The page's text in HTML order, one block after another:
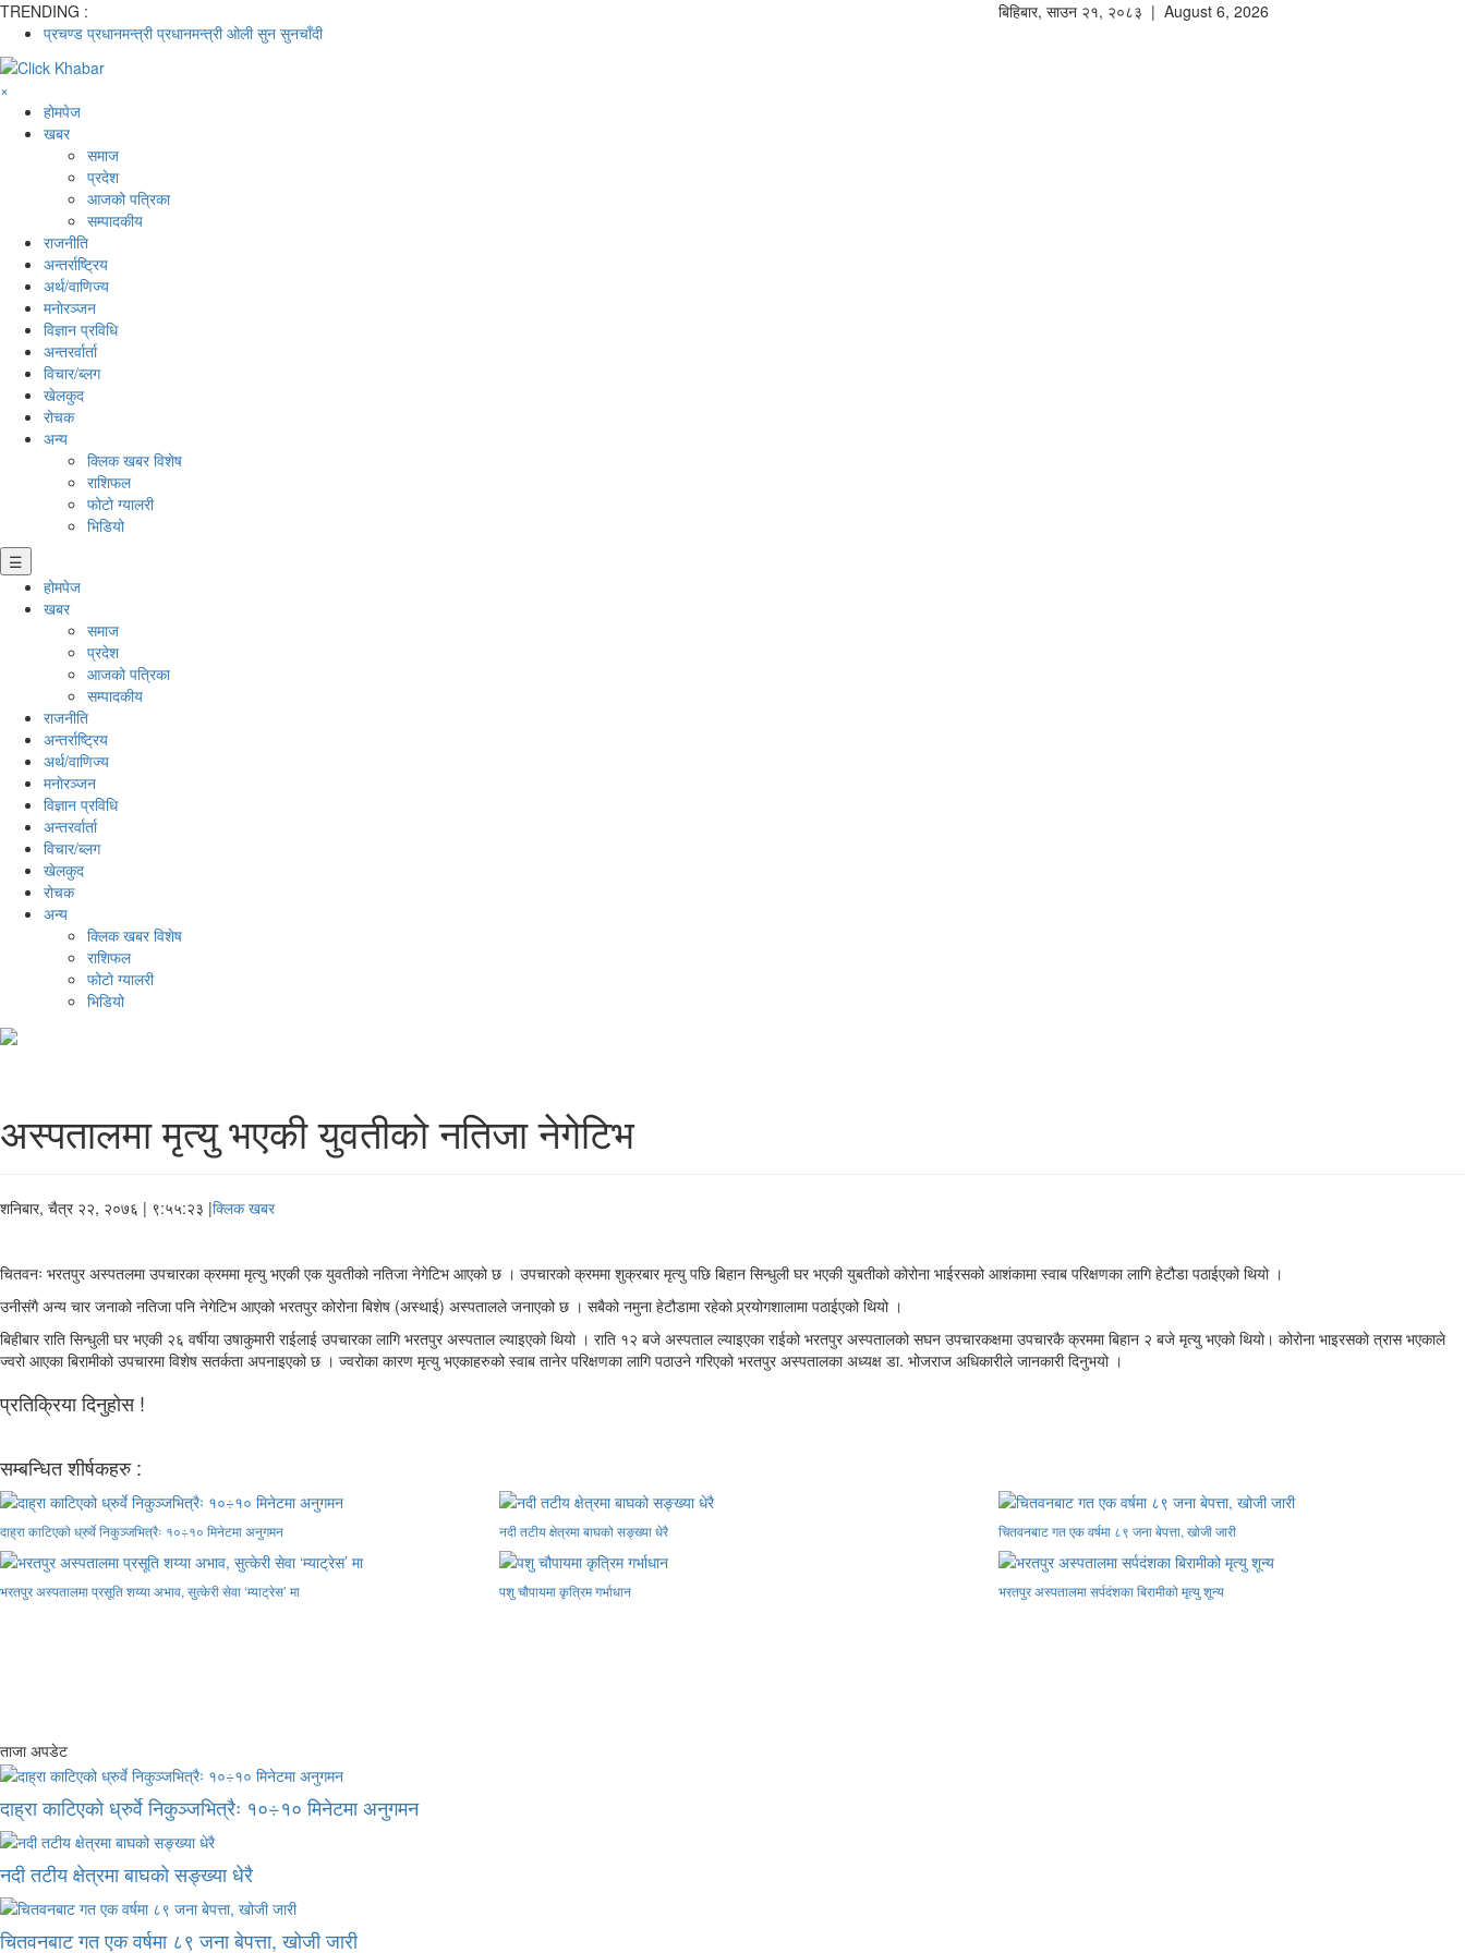
TRENDING :
प्रचण्ड प्रधानमन्त्री प्रधानमन्त्री ओली सुन सुनचाँदी
बिहिबार, साउन २१, २०८३ | August 6, 2026
×
होमपेज
खबर
समाज
प्रदेश
आजको पत्रिका
सम्पादकीय
राजनीति
अन्तर्राष्ट्रिय
अर्थ/वाणिज्य
मनाेरञ्जन
विज्ञान प्रविधि
अन्तरर्वार्ता
विचार/ब्लग
खेलकुद
रोचक
अन्य
क्लिक खबर विशेष
राशिफल
फोटो ग्यालरी
भिडियो
☰
होमपेज
खबर
समाज
प्रदेश
आजको पत्रिका
सम्पादकीय
राजनीति
अन्तर्राष्ट्रिय
अर्थ/वाणिज्य
मनाेरञ्जन
विज्ञान प्रविधि
अन्तरर्वार्ता
विचार/ब्लग
खेलकुद
रोचक
अन्य
क्लिक खबर विशेष
राशिफल
फोटो ग्यालरी
भिडियो
अस्पतालमा मृत्यु भएकी युवतीको नतिजा नेगेटिभ
शनिबार, चैत्र २२, २०७६ | ९:५५:२३ |क्लिक खबर
चितवनः भरतपुर अस्पतलमा उपचारका क्रममा मृत्यु भएकी एक युवतीको नतिजा नेगेटिभ आएको छ । उपचारको क्रममा शुक्रबार मृत्यु पछि बिहान सिन्धुली घर भएकी युबतीको कोरोना भाईरसको आशंकामा स्वाब परिक्षणका लागि हेटौडा पठाईएको थियो ।
उनीसंगै अन्य चार जनाको नतिजा पनि नेगेटिभ आएको भरतपुर कोरोना बिशेष (अस्थाई) अस्पतालले जनाएको छ । सबैको नमुना हेटौडामा रहेको प्र्रयोगशालामा पठाईएको थियो ।
बिहीबार राति सिन्धुली घर भएकी २६ वर्षीया उषाकुमारी राईलाई उपचारका लागि भरतपुर अस्पताल ल्याइएको थियो । राति १२ बजे अस्पताल ल्याइएका राईको भरतपुर अस्पतालको सघन उपचारकक्षमा उपचारकै क्रममा बिहान २ बजे मृत्यु भएको थियो। कोरोना भाइरसको त्रास भएकाले
ज्वरो आएका बिरामीको उपचारमा विशेष सतर्कता अपनाइएको छ । ज्वरोका कारण मृत्यु भएकाहरुको स्वाब तानेर परिक्षणका लागि पठाउने गरिएको भरतपुर अस्पतालका अध्यक्ष डा. भोजराज अधिकारीले जानकारी दिनुभयो ।
प्रतिक्रिया दिनुहोस !
सम्बन्धित शीर्षकहरु :
दाह्रा काटिएको ध्रुर्वे निकुञ्जभित्रैः १०÷१० मिनेटमा अनुगमन नदी तटीय क्षेत्रमा बाघको सङ्ख्या धेरै चितवनबाट गत एक वर्षमा ८९ जना बेपत्ता, खोजी जारी
भरतपुर अस्पतालमा प्रसूति शय्या अभाव, सुत्केरी सेवा ‘म्याट्रेस’ मा पशु चौपायमा कृत्रिम गर्भाधान भरतपुर अस्पतालमा सर्पदंशका बिरामीको मृत्यु शून्य
ताजा अपडेट
दाह्रा काटिएको ध्रुर्वे निकुञ्जभित्रैः १०÷१० मिनेटमा अनुगमन
नदी तटीय क्षेत्रमा बाघको सङ्ख्या धेरै
चितवनबाट गत एक वर्षमा ८९ जना बेपत्ता, खोजी जारी